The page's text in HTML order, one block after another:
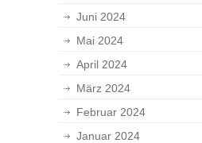
Juni 2024
Mai 2024
April 2024
März 2024
Februar 2024
Januar 2024